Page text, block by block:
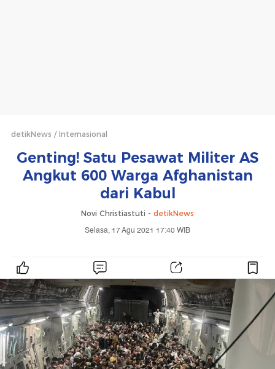
detikNews Internasional
Genting! Satu Pesawat Militer AS
Angkut 600 Warga Afghanistan
dari Kabul
Novi Christiastuti - detikNews
Selasa, 17 Agu 2021 17:40 WIB